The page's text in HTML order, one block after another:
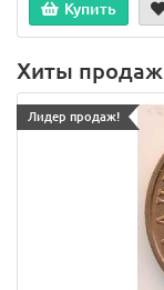
Купить
Хиты продаж
Лидер продаж!